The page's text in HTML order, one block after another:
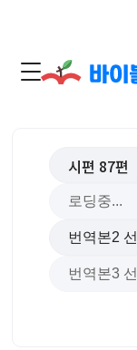
시편 87편